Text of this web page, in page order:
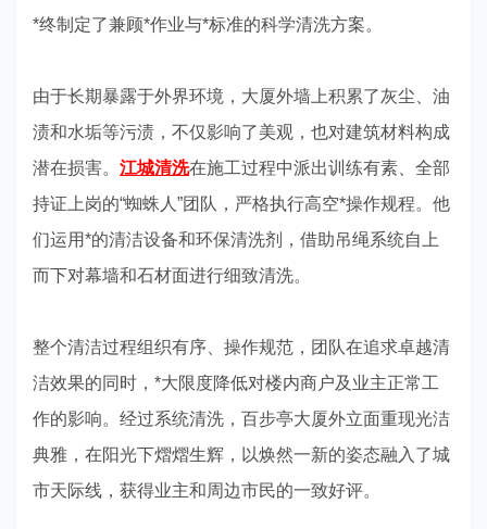
*终制定了兼顾*作业与*标准的科学清洗方案。
由于长期暴露于外界环境，大厦外墙上积累了灰尘、油
渍和水垢等污渍，不仅影响了美观，也对建筑材料构成
潜在损害。 江城清洗在施工过程中派出训练有素、全部
持证上岗的“蜘蛛人”团队，严格执行高空*操作规程。他
们运用*的清洁设备和环保清洗剂，借助吊绳系统自上
而下对幕墙和石材面进行细致清洗。
整个清洁过程组织有序、操作规范，团队在追求卓越清
洁效果的同时，*大限度降低对楼内商户及业主正常工
作的影响。经过系统清洗，百步亭大厦外立面重现光洁
典雅，在阳光下熠熠生辉，以焕然一新的姿态融入了城
市天际线，获得业主和周边市民的一致好评。